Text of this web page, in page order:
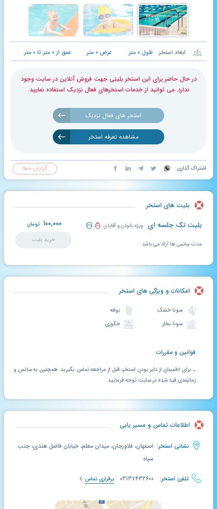
ابعاد استخر: طول ۰ متر عرض۰ متر عمق از۰ متر تا۰ متر
در حال حاضر برای این استخر بلیتی جهت فروش آنلاین در سایت وجود
ندارد. می توانید از خدمات استخرهای فعال نزدیک استفاده نمایید.
استخر های فعال نزدیک
مشاهده تعرفه استخر
اشتراک گذاری: گزارش خطا
بلیت های استخر
بلیت تک جلسه ای ویژه بانوان و آقایان ۱۰۰,۰۰۰ تومان
خرید بلیت
مدت سانس ها آزاد می باشد .
امکانات و ویژگی های استخر
سونا خشک
سونا بخار
جکوزی
قوانین و مقررات
ـ برای اطمینان از دایر بودن استخر، قبل از مراجعه تماس بگیرید. همچنین به سانس و
زمانبندی قید شده در سایت توجه فرمایید.
اطلاعات تماس و مسیر یابی
نشانی استخر: اصفهان، فلاورجان، میدان معلم، خیابان فاضل هندی، جنب
سپاه
تلفن استخر: ۰۳۱۳۷۴۳۲۶۰۰ برقراری تماس